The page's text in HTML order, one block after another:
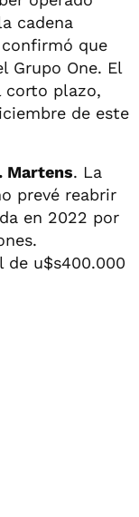
cadena
que
Grupo One. El
corto plazo,
de este
Martens. La
prevé reabrir
en 2022 por
de u$s400.000